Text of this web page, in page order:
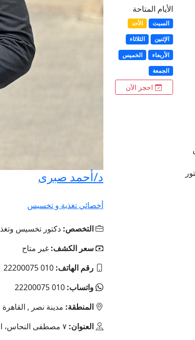
الأيام المتاحة
السبت
الأحد
الإثنين
الثلاثاء
الأربعاء
الخميس
الجمعة
احجز الآن
د/أحمد صبرى
أخصائي تغذية و تخسيس
التخصص: دكتور تخسيس
سعر الكشف: غير متاح
رقم الهاتف: 010 22200075
واتساب: 010 22200075
المنطقة: مدينة نصر , القاهرة
العنوان: ٧ مصطفى النحاس، المنطقة الثامنة، ثان مدينة نصر، محافظة القاهرة‬